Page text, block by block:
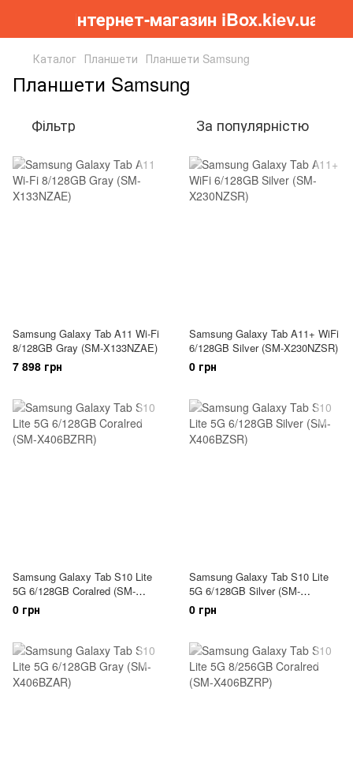
Інтернет-магазин iBox.kiev.ua
Каталог Планшети Планшети Samsung
Планшети Samsung
Фільтр За популярністю
Samsung Galaxy Tab A11 Wi-Fi
8/128GB Gray (SM-X133NZAE)
7 898 грн
Samsung Galaxy Tab A11+ WiFi
6/128GB Silver (SM-X230NZSR)
0 грн
Samsung Galaxy Tab S10 Lite
5G 6/128GB Coralred (SM-
X406BZRR)
0 грн
Samsung Galaxy Tab S10 Lite
5G 6/128GB Silver (SM-
X406BZSR)
0 грн